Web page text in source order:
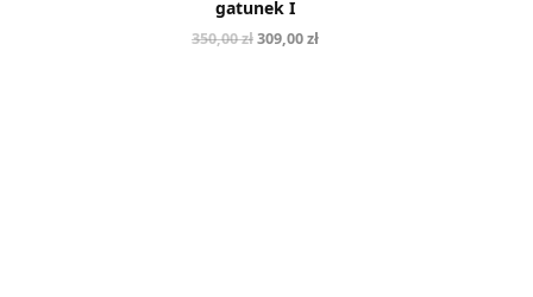
gatunek I
350,00zł309,00zł